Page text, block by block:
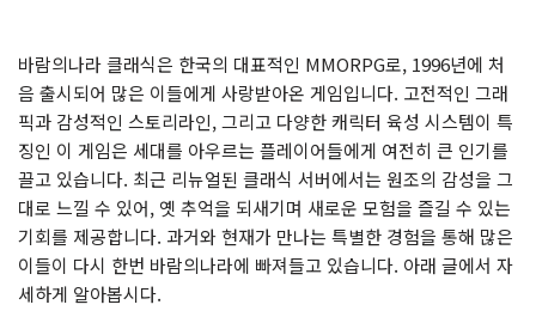
바람의나라 클래식은 한국의 대표적인 MMORPG로, 1996년에 처
음 출시되어 많은 이들에게 사랑받아온 게임입니다. 고전적인 그래
픽과 감성적인 스토리라인, 그리고 다양한 캐릭터 육성 시스템이 특
징인 이 게임은 세대를 아우르는 플레이어들에게 여전히 큰 인기를
끌고 있습니다. 최근 리뉴얼된 클래식 서버에서는 원조의 감성을 그
대로 느낄 수 있어, 옛 추억을 되새기며 새로운 모험을 즐길 수 있는
기회를 제공합니다. 과거와 현재가 만나는 특별한 경험을 통해 많은
이들이 다시 한번 바람의나라에 빠져들고 있습니다. 아래 글에서 자
세하게 알아봅시다.